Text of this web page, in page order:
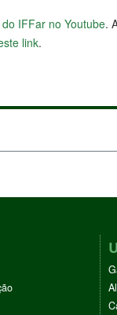
IFFar no Youtube.
link.